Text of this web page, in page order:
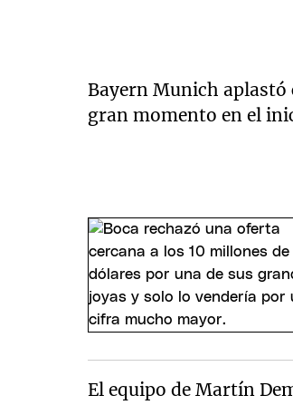
Bayern Munich
gran momento en el
El equipo de Martín